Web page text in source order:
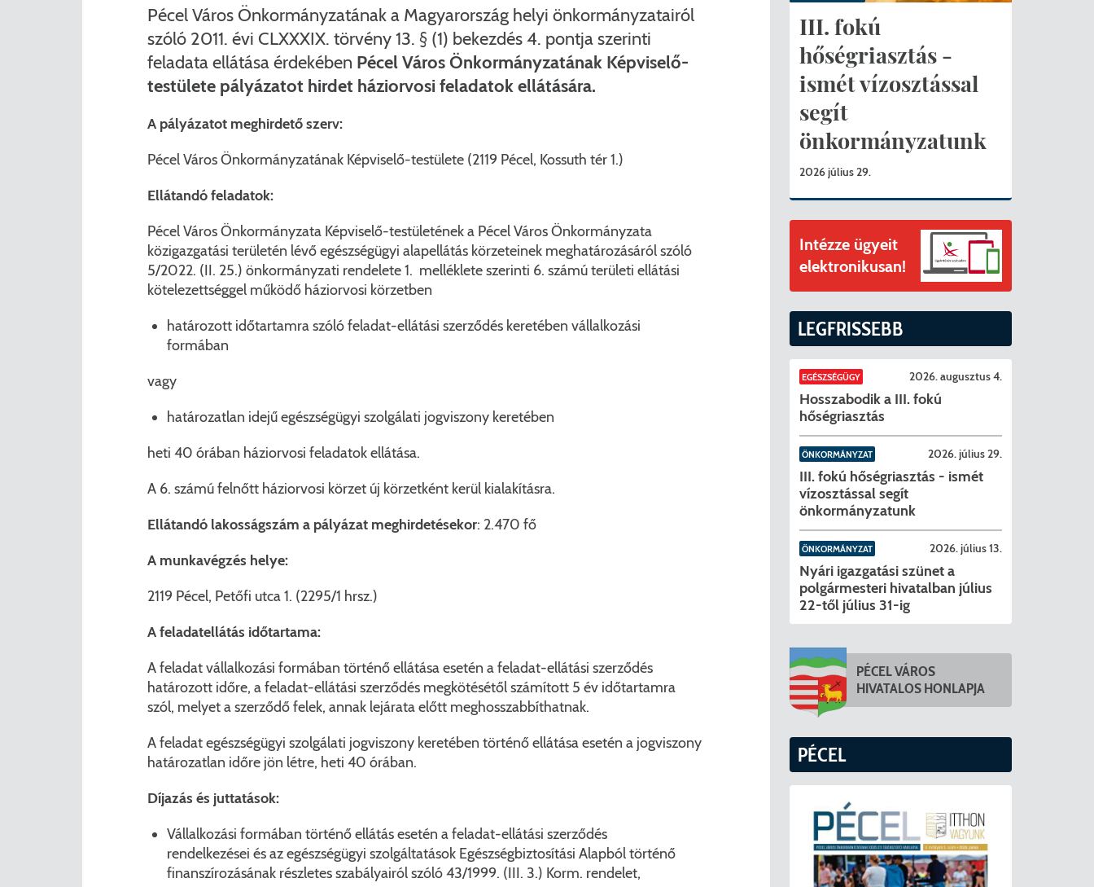
Komplex csapadékvíz-elvezetés korszerűsítése Pécelen II. ütem
Pécel Város Önkormányzata 250 000 000 Ft értékű támogatást nyert az alábbi projekt vonatkozásában.
Pécel Város Önkormányzatának a Magyarország helyi önkormányzatairól
szóló 2011. évi CLXXXIX. törvény 13. § (1) bekezdés 4. pontja szerinti
feladata ellátása érdekében Pécel Város Önkormányzatának Képviselő-
testülete pályázatot hirdet háziorvosi feladatok ellátására.
A pályázatot meghirdető szerv:
Pécel Város Önkormányzatának Képviselő-testülete (2119 Pécel, Kossuth tér 1.)
Ellátandó feladatok:
Pécel Város Önkormányzata Képviselő-testületének a Pécel Város Önkormányzata
közigazgatási területén lévő egészségügyi alapellátás körzeteinek meghatározásáról szóló
5/2022. (II. 25.) önkormányzati rendelete 1. melléklete szerinti 6. számú területi ellátási
kötelezettséggel működő háziorvosi körzetben
határozott időtartamra szóló feladat-ellátási szerződés keretében vállalkozási
formában
vagy
határozatlan idejű egészségügyi szolgálati jogviszony keretében
heti 40 órában háziorvosi feladatok ellátása.
A 6. számú felnőtt háziorvosi körzet új körzetként kerül kialakításra.
Ellátandó lakosságszám a pályázat meghirdetésekor: 2.470 fő
A munkavégzés helye:
2119 Pécel, Petőfi utca 1. (2295/1 hrsz.)
A feladatellátás időtartama:
A feladat vállalkozási formában történő ellátása esetén a feladat-ellátási szerződés
határozott időre, a feladat-ellátási szerződés megkötésétől számított 5 év időtartamra
szól, melyet a szerződő felek, annak lejárata előtt meghosszabbíthatnak.
A feladat egészségügyi szolgálati jogviszony keretében történő ellátása esetén a jogviszony
határozatlan időre jön létre, heti 40 órában.
Díjazás és juttatások:
Vállalkozási formában történő ellátás esetén a feladat-ellátási szerződés
rendelkezései és az egészségügyi szolgáltatások Egészségbiztosítási Alapból történő
finanszírozásának részletes szabályairól szóló 43/1999. (III. 3.) Korm. rendelet,
III. fokú
hőségriasztás -
ismét vízosztással
segít
önkormányzatunk
2026 július 29.
Intézze ügyeit
elektronikusan!
LEGFRISSEBB
EGÉSZSÉGÜGY 2026. augusztus 4.
Hosszabodik a III. fokú
hőségriasztás
ÖNKORMÁNYZAT 2026. július 29.
III. fokú hőségriasztás - ismét
vízosztással segít
önkormányzatunk
ÖNKORMÁNYZAT 2026. július 13.
Nyári igazgatási szünet a
polgármesteri hivatalban július
22-től július 31-ig
PÉCEL VÁROS
HIVATALOS HONLAPJA
PÉCEL